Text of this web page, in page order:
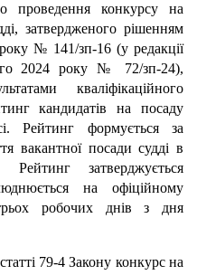
конкурсу на
затвердженого рішенням
№ 141/зп-16 (у редакції
2024 року № 72/зп-24),
кваліфікаційного
кандидатів на посаду
Рейтинг формується за
вакантної посади судді в
затверджується
на офіційному
робочих днів з дня
79-4 Закону конкурс на